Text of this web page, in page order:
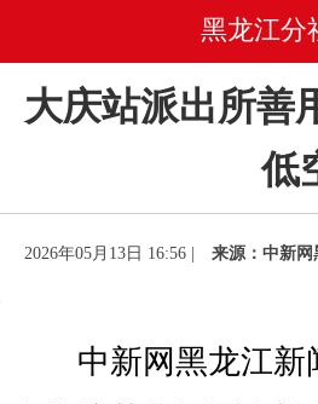
黑龙江分
大庆站派出所善
低
2026年05月13日 16:56 | 来源：中新网
中新网黑龙江新